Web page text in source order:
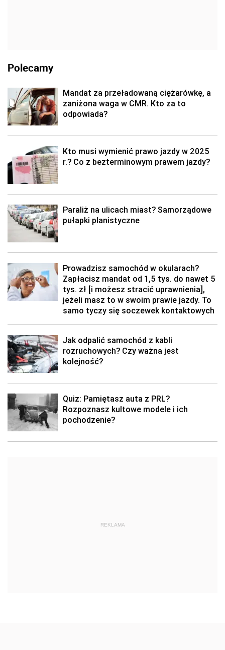
Polecamy
Mandat za przeładowaną ciężarówkę, a
zaniżona waga w CMR. Kto za to
odpowiada?
Kto musi wymienić prawo jazdy w 2025
r.? Co z bezterminowym prawem jazdy?
Paraliż na ulicach miast? Samorządowe
pułapki planistyczne
Prowadzisz samochód w okularach?
Zapłacisz mandat od 1,5 tys. do nawet 5
tys. zł [i możesz stracić uprawnienia],
jeżeli masz to w swoim prawie jazdy. To
samo tyczy się soczewek kontaktowych
Jak odpalić samochód z kabli
rozruchowych? Czy ważna jest
kolejność?
Quiz: Pamiętasz auta z PRL?
Rozpoznasz kultowe modele i ich
pochodzenie?
REKLAMA